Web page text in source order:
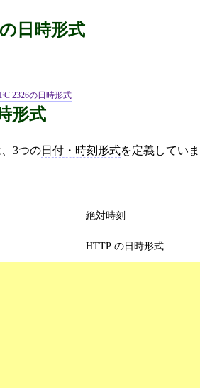
日時形式
2326の日時形式
形式
3つの日付・時刻形式を定義していま
絶対時刻
HTTP の日時形式